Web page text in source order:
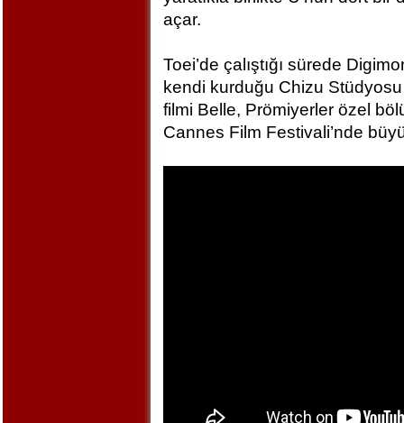
açar.
Toei’de çalıştığı sürede
kendi kurduğu Chizu
filmi Belle, Prömiyerler özel
Cannes Film Festivali’nde